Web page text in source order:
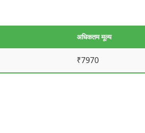
अधिकतम मूल्य
₹7970